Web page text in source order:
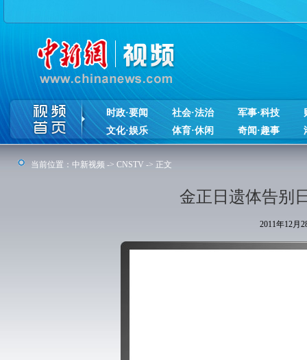
时政·要闻 社会·法治 军事·科技
文化·娱乐
体育·休闲 奇闻·趣事
当前位置： 中新视频 -> CNSTV -> 正文
金正日遗体告别
2011年12月